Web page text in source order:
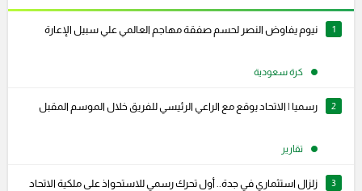
1 نيوم يفاوض النصر لحسم صفقة مهاجم العالمي علي سبيل الإعارة
كرة سعودية
2 رسميا | الاتحاد يوقع مع الراعي الرئيسي للفريق خلال الموسم المقبل
تقارير
3 زلزال استثماري في جدة.. أول تحرك رسمي للاستحواذ على ملكية الاتحاد